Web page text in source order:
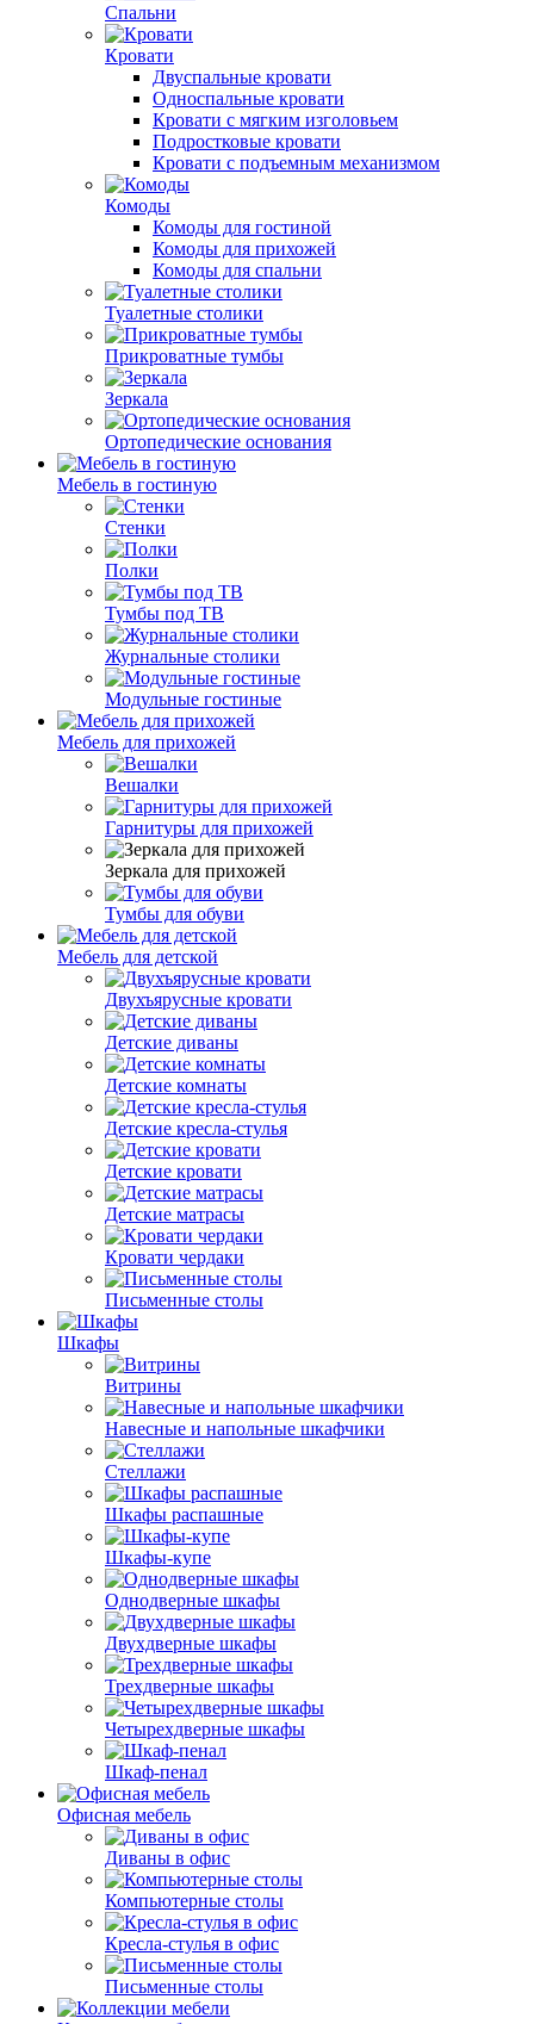
Спальни
Кровати
Двуспальные кровати
Односпальные кровати
Кровати с мягким изголовьем
Подростковые кровати
Кровати с подъемным механизмом
Комоды
Комоды для гостиной
Комоды для прихожей
Комоды для спальни
Туалетные столики
Прикроватные тумбы
Зеркала
Ортопедические основания
Мебель в гостиную
Стенки
Полки
Тумбы под ТВ
Журнальные столики
Модульные гостиные
Мебель для прихожей
Вешалки
Гарнитуры для прихожей
Зеркала для прихожей
Тумбы для обуви
Мебель для детской
Двухъярусные кровати
Детские диваны
Детские комнаты
Детские кресла-стулья
Детские кровати
Детские матрасы
Кровати чердаки
Письменные столы
Шкафы
Витрины
Навесные и напольные шкафчики
Стеллажи
Шкафы распашные
Шкафы-купе
Однодверные шкафы
Двухдверные шкафы
Трехдверные шкафы
Четырехдверные шкафы
Шкаф-пенал
Офисная мебель
Диваны в офис
Компьютерные столы
Кресла-стулья в офис
Письменные столы